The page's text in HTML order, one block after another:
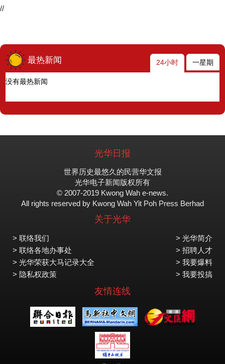
//
最热新闻 24小时 一星期
没有最热新闻
光华日报
世界历史最悠久的民营华文报
光华电子新闻版权所有
© 2007-2019 Kwong Wah e-news.
All rights reserved by Kwong Wah Yit Poh Press Berhad
关于光华
> 联络我们
> 联络各地办事处
> 光华荣获大马记录大全
> 隐私权政策
> 光华简介
> 招聘人才
> 我要爆料
> 我要投搞
友情连线